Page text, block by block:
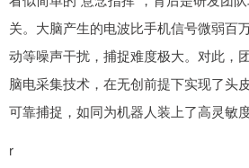
关。大脑产生的电波比手机信号微弱百
动等噪声干扰，捕捉难度极大。对此，
脑电采集技术，在无创前提下实现了头
可靠捕捉，如同为机器人装上了高灵敏度
r